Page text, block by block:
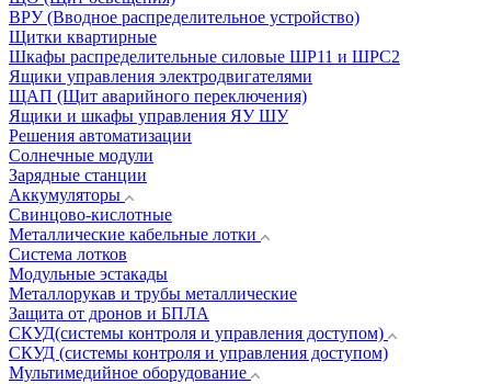
ВРУ (Вводное распределительное устройство)
Щитки квартирные
Шкафы распределительные силовые ШР11 и ШРС2
Ящики управления электродвигателями
ЩАП (Щит аварийного переключения)
Ящики и шкафы управления ЯУ ШУ
Решения автоматизации
Солнечные модули
Зарядные станции
Аккумуляторы
Свинцово-кислотные
Металлические кабельные лотки
Система лотков
Модульные эстакады
Металлорукав и трубы металлические
Защита от дронов и БПЛА
СКУД(системы контроля и управления доступом)
СКУД (системы контроля и управления доступом)
Мультимедийное оборудование